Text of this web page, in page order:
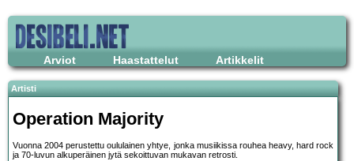
Arviot Haastattelut Artikkelit
Artisti
Operation Majority
Vuonna 2004 perustettu oululainen yhtye, jonka musiikissa rouhea heavy, hard rock
ja 70-luvun alkuperäinen jytä sekoittuvan mukavan retrosti.